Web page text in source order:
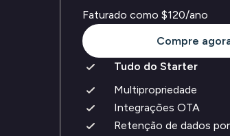
Faturado como $120/ano
Compre
Tudo do Starter
Multipropriedade
Integrações OTA
Retenção de dados